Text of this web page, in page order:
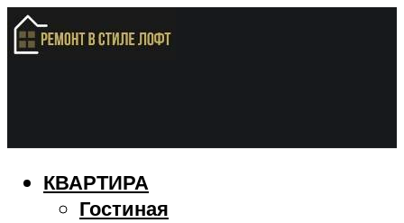
КВАРТИРА
Гостиная